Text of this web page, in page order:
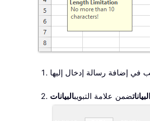
ضمن علامة التبويبالبيانات